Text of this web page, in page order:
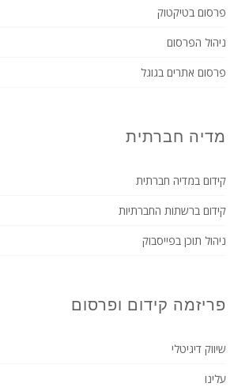
פרסום בטיקטוק
ניהול הפרסום
פרסום אתרים בגוגל
מדיה חברתית
קידום במדיה חברתית
קידום ברשתות החברתיות
ניהול תוכן בפייסבוק
פריזמה קידום ופרסום
שיווק דיגיטלי
עלינו